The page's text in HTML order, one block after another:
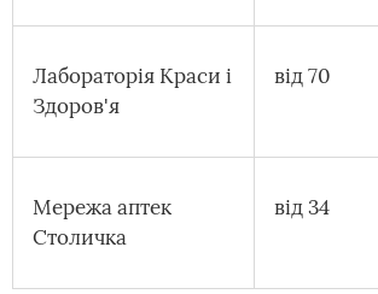
Лабораторія Краси і
Здоров'я
від 70
Мережа аптек
Столичка
від 34